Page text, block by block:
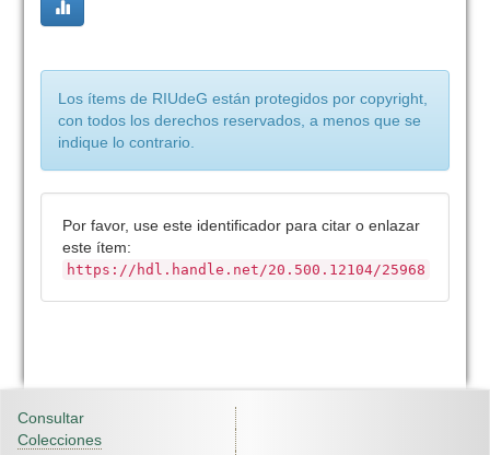
Los ítems de RIUdeG están protegidos por copyright,
con todos los derechos reservados, a menos que se
indique lo contrario.
Por favor, use este identificador para citar o enlazar
este ítem:
https://hdl.handle.net/20.500.12104/25968
Consultar
Colecciones